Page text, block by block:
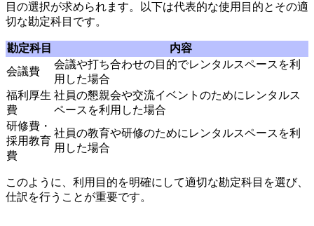
目の選択が求められます。以下は代表的な使用目的とその適
切な勘定科目です。
勘定科目
内容
会議費
会議や打ち合わせの目的でレンタルスペースを利
用した場合
福利厚生
費
社員の懇親会や交流イベントのためにレンタルス
ペースを利用した場合
研修費・
採用教育
費
社員の教育や研修のためにレンタルスペースを利
用した場合
このように、利用目的を明確にして適切な勘定科目を選び、
仕訳を行うことが重要です。